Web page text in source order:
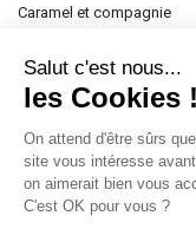
caramel et compagnie
donna celi
eastpak
elite
emily & noah
esprit
etrier
fabrizio
Salut c'est nous...
les Cookies !
On attend d'être sûrs
site vous intéresse
on aimerait bien vous
C'est OK pour vous ?